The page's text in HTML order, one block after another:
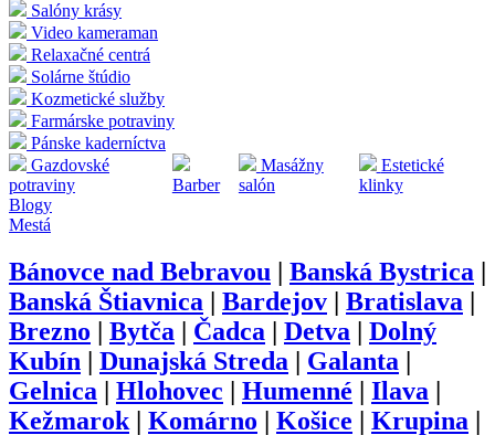
Salóny krásy
Video kameraman
Relaxačné centrá
Solárne štúdio
Kozmetické služby
Farmárske potraviny
Pánske kaderníctva
Gazdovské
potraviny
Barber
Masážny
salón
Estetické
klinky
Blogy
Mestá
Bánovce nad Bebravou Banská Bystrica
Banská Štiavnica
Bardejov Bratislava
Brezno
Bytča Čadca Detva
Dolný
Kubín
Dunajská Streda Galanta
Gelnica
Hlohovec Humenné Ilava
Kežmarok| Komárno Košice Krupina